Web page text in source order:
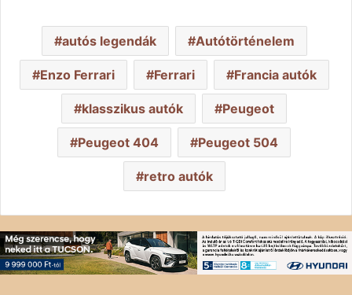
autós legendák Autótörténelem
Enzo Ferrari Ferrari Francia autók
klasszikus autók Peugeot
Peugeot 404 Peugeot 504
retro autók